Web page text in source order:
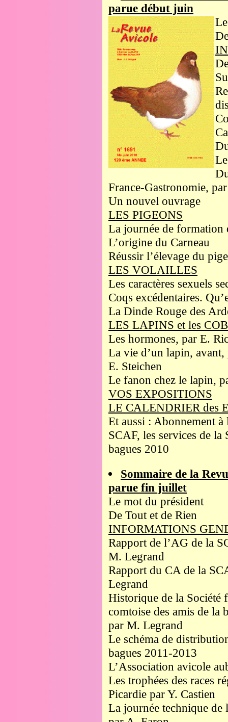
parue début juin
France-Gastronomie,
Un nouvel ouvrage
LES PIGEONS
La journée de formation
L’origine du Carneau
Réussir l’élevage du
LES VOLAILLES
Les caractères sexuels
Coqs excédentaires.
La Dinde Rouge des
LES LAPINS et les
Les hormones, par E.
La vie d’un lapin,
E. Steichen
Le fanon chez le lapin,
VOS EXPOSITIONS
LE CALENDRIER des
Et aussi : Abonnement
SCAF, les services de la
bagues 2010
Sommaire de la
parue fin juillet
Le mot du président
De Tout et de Rien
INFORMATIONS
Rapport de l’AG de la
M. Legrand
Rapport du CA de la
Legrand
Historique de la Société
comtoise des amis de la
par M. Legrand
Le schéma de
bagues 2011-2013
L’Association avicole
Les trophées des races
Picardie par Y. Castien
La journée technique de